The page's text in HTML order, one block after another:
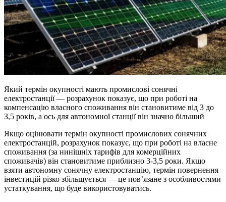
Який термін окупності мають промислові сонячні
електростанції — розрахунок показує, що при роботі на
компенсацію власного споживання він становитиме від 3 до
3,5 років, а ось для автономної станції він значно більший
Якщо оцінювати термін окупності промислових сонячних
електростанцій, розрахунок показує, що при роботі на власне
споживання (за нинішніх тарифів для комерційних
споживачів) він становитиме приблизно 3-3,5 роки. Якщо
взяти автономну сонячну електростанцію, термін повернення
інвестицій різко збільшується — це пов’язане з особливостями
устаткування, що буде використовуватись.